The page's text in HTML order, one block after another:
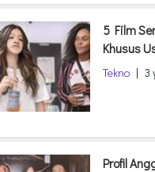
5 Film
Khusus
Tekno | 3
Profil